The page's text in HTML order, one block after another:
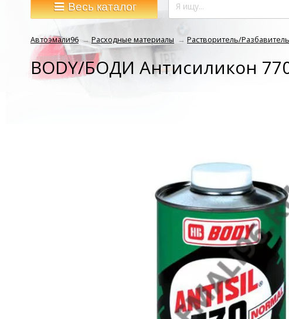
Весь каталог
Автоэмали96 →Расходные материалы → Растворитель/Разбавитель
BODY/БОДИ Антисиликон